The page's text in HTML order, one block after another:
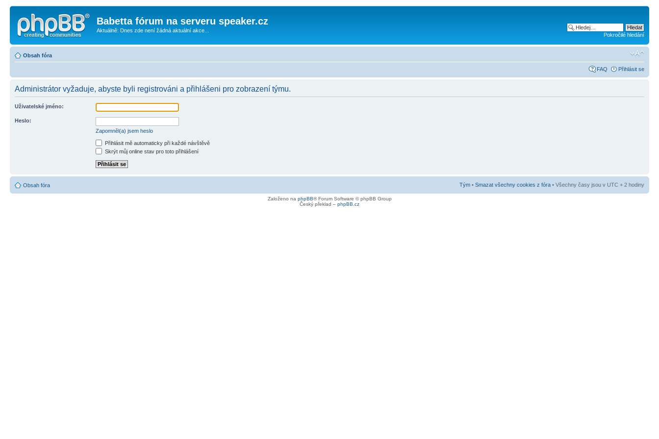
Babetta fórum na serveru speaker.cz
Aktuálně: Dnes zde není žádná aktuální akce...
Pokročilé hledání
Obsah fóra
FAQ Přihlásit se
Administrátor vyžaduje, abyste byli registrováni a přihlášeni pro zobrazení týmu.
Uživatelské jméno:
Heslo:
Zapomněl(a) jsem heslo
Přihlásit mě automaticky při každé návštěvě
Skrýt můj online stav pro toto přihlášení
Obsah fóra Tým • Smazat všechny cookies z fóra • Všechny časy jsou v UTC + 2 hodiny
Založeno na phpBB® Forum Software © phpBB Group
Český překlad – phpBB.cz